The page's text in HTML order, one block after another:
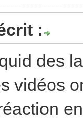
:
des
vidéos